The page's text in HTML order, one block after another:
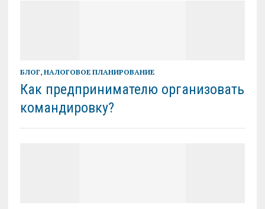
БЛОГ, НАЛОГОВОЕ ПЛАНИРОВАНИЕ
Как предпринимателю организовать
командировку?